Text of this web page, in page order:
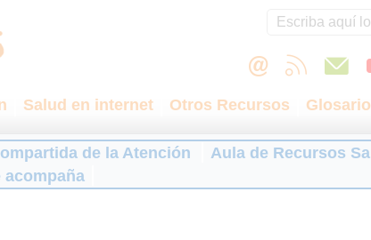
Salud en internet Otros Recursos
de la Atención
Aula de Recursos
acompaña